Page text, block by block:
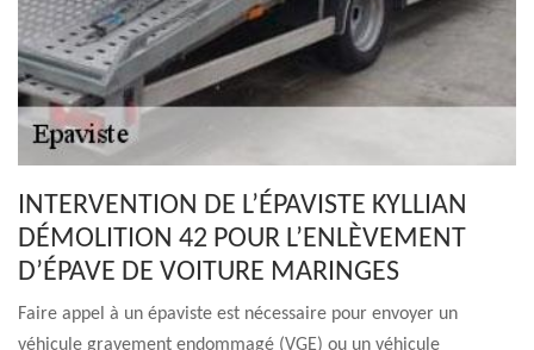
INTERVENTION DE L’ÉPAVISTE KYLLIAN
DÉMOLITION 42 POUR L’ENLÈVEMENT
D’ÉPAVE DE VOITURE MARINGES
Faire appel à un épaviste est nécessaire pour envoyer un
véhicule gravement endommagé (VGE) ou un véhicule